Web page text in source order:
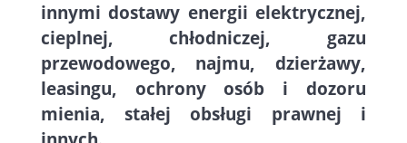
innymi dostawy energii elektrycznej,
cieplnej, chłodniczej, gazu
przewodowego, najmu, dzierżawy,
leasingu, ochrony osób i dozoru
mienia, stałej obsługi prawnej i